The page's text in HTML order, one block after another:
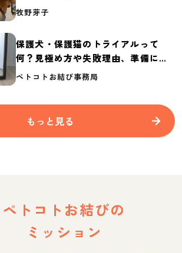
介
牧野芽子
保護犬・保護猫のトライアルって
何？見極め方や失敗理由、準備に必
要なものを紹介
ペトコトお結び事務局
もっと見る
ペトコトお結びの
ミッション